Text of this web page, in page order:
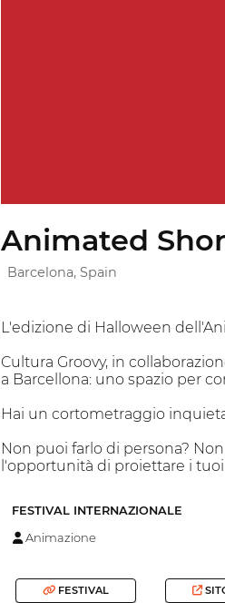
Animated
Barcelona, Spain
L'edizione di Halloween
Cultura Groovy, in
a Barcellona: uno spazio per
Hai un cortometraggio
Non puoi farlo di persona?
l'opportunità di proiettare i tuoi
FESTIVAL INTERNAZIONALE
Animazione
FESTIVAL